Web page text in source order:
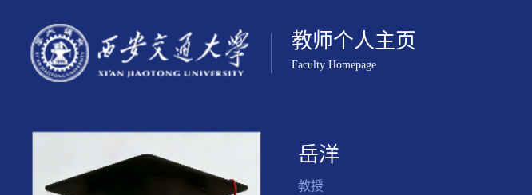
教师个人主页
Faculty Homepage
岳洋
教授